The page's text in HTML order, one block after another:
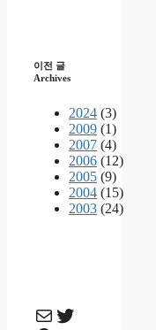
이전 글
Archives
2024 (3)
2009 (1)
2007 (4)
2006 (12)
2005 (9)
2004 (15)
2003 (24)
메일 Twitter